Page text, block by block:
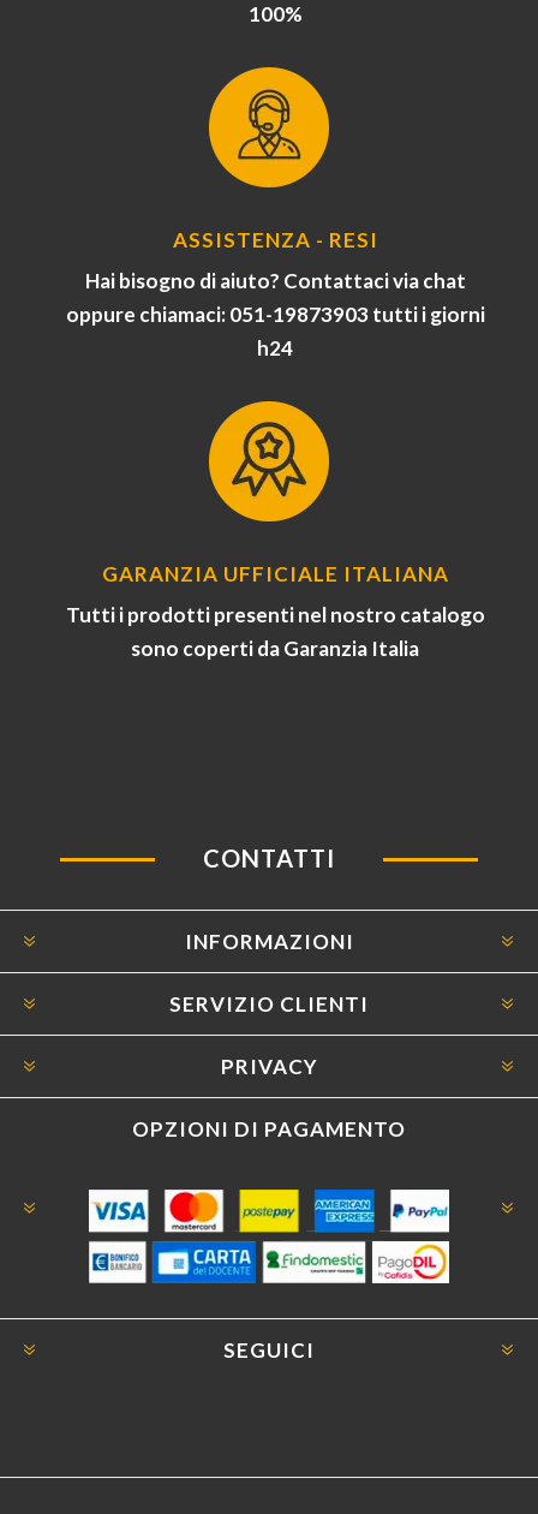
100%
ASSISTENZA - RESI
Hai bisogno di aiuto? Contattaci via chat
oppure chiamaci: 051-19873903 tutti i giorni
h24
GARANZIA UFFICIALE ITALIANA
Tutti i prodotti presenti nel nostro catalogo
sono coperti da Garanzia Italia
CONTATTI
INFORMAZIONI
SERVIZIO CLIENTI
PRIVACY
OPZIONI DI PAGAMENTO
SEGUICI